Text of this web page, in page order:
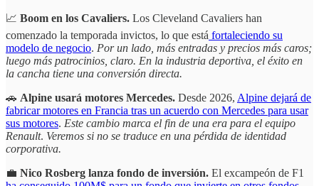
📈 Boom en los Cavaliers. Los Cleveland Cavaliers han
comenzado la temporada invictos, lo que está fortaleciendo su
modelo de negocio. Por un lado, más entradas y precios más caros;
luego más patrocinios, claro. En la industria deportiva, el éxito en
la cancha tiene una conversión directa.
🚗 Alpine usará motores Mercedes. Desde 2026, Alpine dejará de
fabricar motores en Francia tras un acuerdo con Mercedes para usar
sus motores. Este cambio marca el fin de una era para el equipo
Renault. Veremos si no se traduce en una pérdida de identidad
corporativa.
💼 Nico Rosberg lanza fondo de inversión. El excampeón de F1